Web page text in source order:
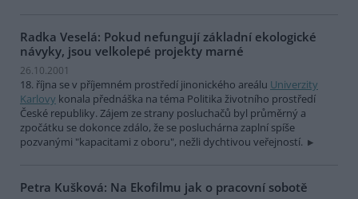
Radka Veselá: Pokud nefungují základní ekologické
návyky, jsou velkolepé projekty marné
26.10.2001
18. října se v příjemném prostředí jinonického areálu Univerzity
Karlovy konala přednáška na téma Politika životního prostředí
České republiky. Zájem ze strany posluchačů byl průměrný a
zpočátku se dokonce zdálo, že se posluchárna zaplní spíše
pozvanými "kapacitami z oboru", nežli dychtivou veřejností.
Petra Kušková: Na Ekofilmu jak o pracovní sobotě